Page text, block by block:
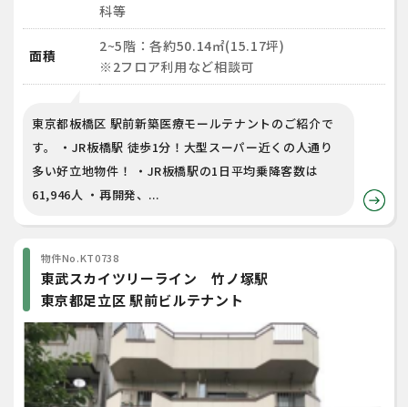
科等
面積
2~5階：各約50.14㎡(15.17坪)
※2フロア利用など相談可
東京都板橋区 駅前新築医療モールテナントのご紹介で
す。 ・JR板橋駅 徒歩1分！大型スーパー近くの人通り
多い好立地物件！ ・JR板橋駅の1日平均乗降客数は
61,946人 ・再開発、...
物件No.KT0738
東武スカイツリーライン 竹ノ塚駅
東京都足立区 駅前ビルテナント